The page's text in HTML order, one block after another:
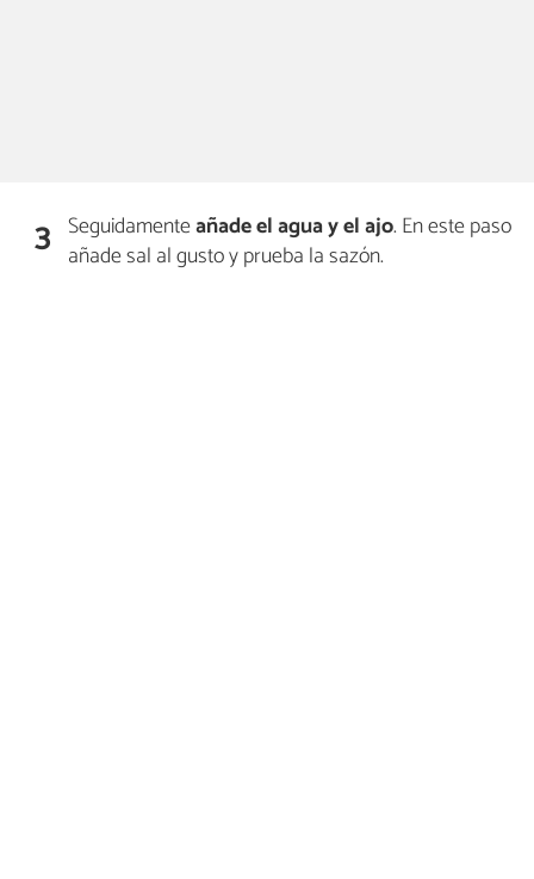
3 Seguidamenteañade el agua y el ajo. En este paso
añade sal al gusto y prueba la sazón.